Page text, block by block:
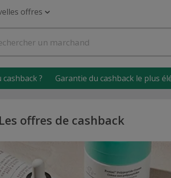
offres
? Garantie du cashback le plus
offres de cashback